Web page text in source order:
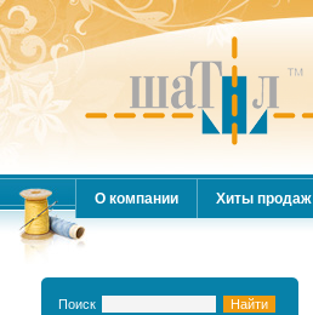
О компании Хиты продаж
Поиск